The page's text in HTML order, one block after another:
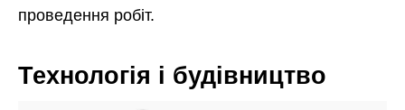
проведення робіт.
Технологія і будівництво